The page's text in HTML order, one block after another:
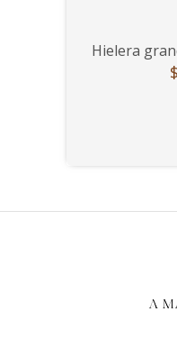
Hielera